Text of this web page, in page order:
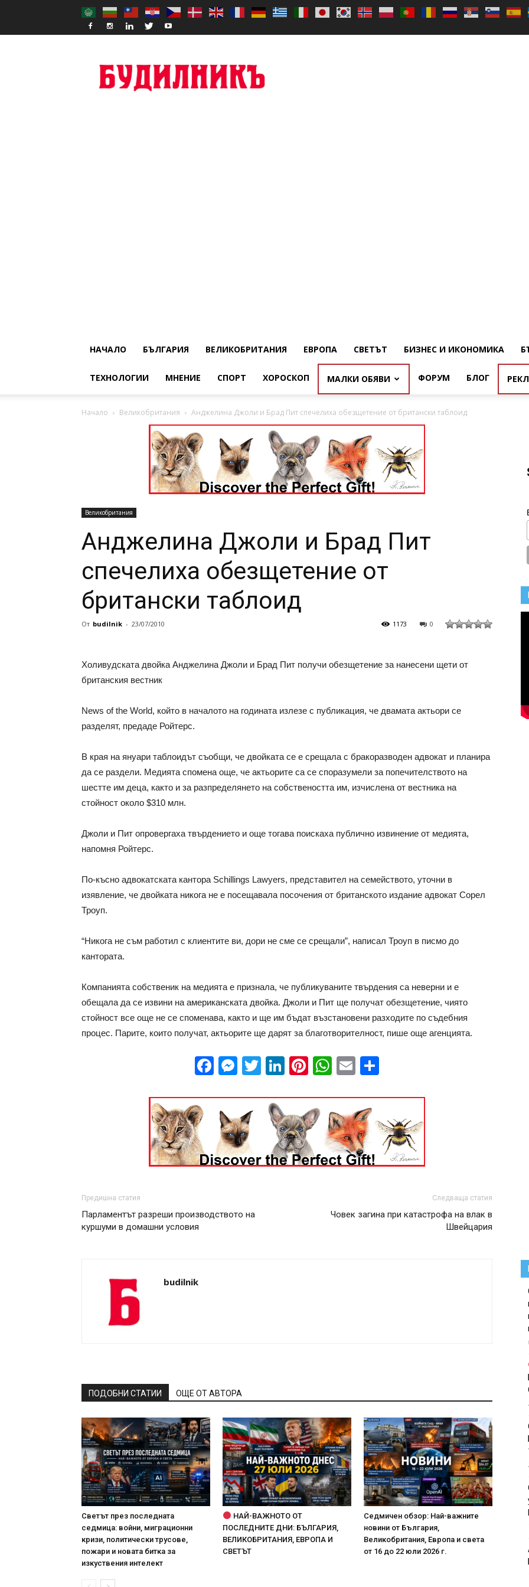
НАЧАЛО БЪЛГАРИЯ ВЕЛИКОБРИТАНИЯ ЕВРОПА СВЕТЪТ БИЗНЕС И ИКОНОМИКА
ТЕХНОЛОГИИ МНЕНИЕ СПОРТ ХОРОСКОП МАЛКИ ОБЯВИ ФОРУМ БЛОГ
Начало Великобритания Анджелина Джоли и Брад Пит спечелиха обезщетение от британски таблоид
Великобритания
Анджелина Джоли и Брад Пит
спечелиха обезщетение от
британски таблоид
От budilnik - 23/07/2010 0
1173
Холивудската двойка Анджелина Джоли и Брад Пит получи обезщетение за нанесени щети от
британския вестник
News of the World, който в началото на годината излезе с публикация, че двамата актьори се
разделят, предаде Ройтерс.
В края на януари таблоидът съобщи, че двойката се е срещала с бракоразводен адвокат и планира
да се раздели. Медията спомена още, че актьорите са се споразумели за попечителството на
шестте им деца, както и за разпределянето на собствеността им, изчислена от вестника на
стойност около $310 млн.
Джоли и Пит опровергаха твърдението и още тогава поискаха публично извинение от медията,
напомня Ройтерс.
По-късно адвокатската кантора Schillings Lawyers, представител на семейството, уточни в
изявление, че двойката никога не е посещавала посочения от британското издание адвокат Сорел
Троуп.
“Никога не съм работил с клиентите ви, дори не сме се срещали”, написал Троуп в писмо до
кантората.
Компанията собственик на медията е признала, че публикуваните твърдения са неверни и е
обещала да се извини на американската двойка. Джоли и Пит ще получат обезщетение, чиято
стойност все още не се споменава, както и ще им бъдат възстановени разходите по съдебния
процес. Парите, които получат, актьорите ще дарят за благотворителност, пише още агенцията.
Facebook
Messenger
Twitter
LinkedIn
Pinterest
WhatsApp
Email
Предишна статия
Парламентът разреши производството на
куршуми в домашни условия
Следваща статия
Човек загина при катастрофа на влак в
Швейцария
budilnik
ПОДОБНИ СТАТИИ ОЩЕ ОТ АВТОРА
Светът през последната
седмица: войни, миграционни
кризи, политически трусове,
пожари и новата битка за
изкуствения интелект
НАЙ-ВАЖНОТО ОТ
ПОСЛЕДНИТЕ ДНИ: БЪЛГАРИЯ,
ВЕЛИКОБРИТАНИЯ, ЕВРОПА И
СВЕТЪТ
Седмичен обзор: Най-важните
новини от България,
Великобритания, Европа и света
от 16 до 22 юли 2026 г.